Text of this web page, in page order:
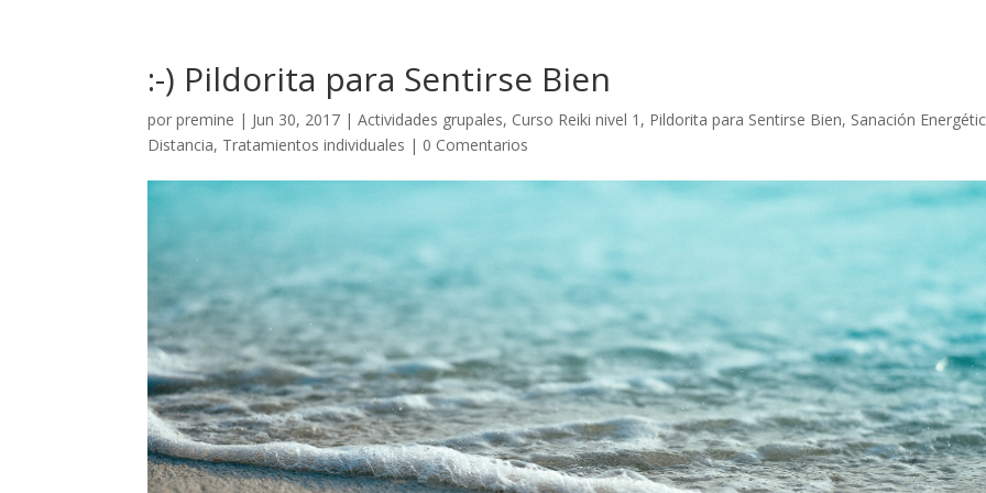
:-) Pildorita para Sentirse Bien
porpremine | Jun 30, 2017 |Actividades grupales, Curso Reiki nivel 1 , Pildorita para Sentirse Bien, Sanación
Distancia, Tratamientos individuales | 0 Comentarios